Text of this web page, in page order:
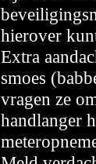
hierover
Extra
smoes
vragen ze
handlanger